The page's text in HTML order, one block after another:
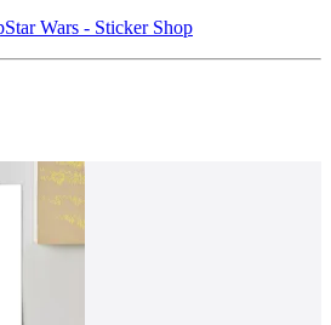
Star Wars - Sticker Shop